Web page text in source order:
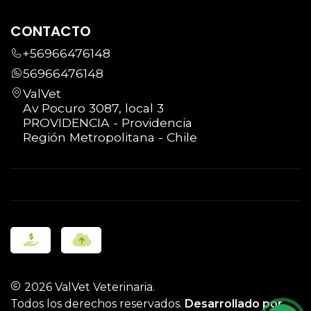
paciente se requiere una dosis mayor, la
diferencia se ajustará presencialmente en
clínica.
CONTACTO
+56966476148
56966476148
ValVet
Av Pocuro 3087, local 3
PROVIDENCIA - Providencia
Región Metropolitana - Chile
2026 ValVet Veterinaria.
Todos los derechos reservados. Desarrollado por